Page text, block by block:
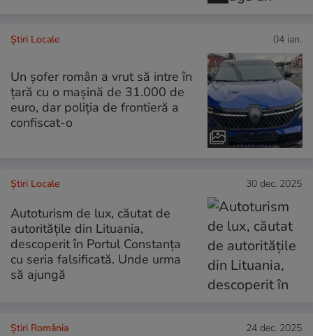
Știri Locale 04 ian.
Un șofer român a vrut să intre în
țară cu o mașină de 31.000 de
euro, dar poliția de frontieră a
confiscat-o
Știri Locale 30 dec. 2025
Autoturism de lux, căutat de
autorităţile din Lituania,
descoperit în Portul Constanța
cu seria falsificată. Unde urma
să ajungă
Știri România 24 dec. 2025